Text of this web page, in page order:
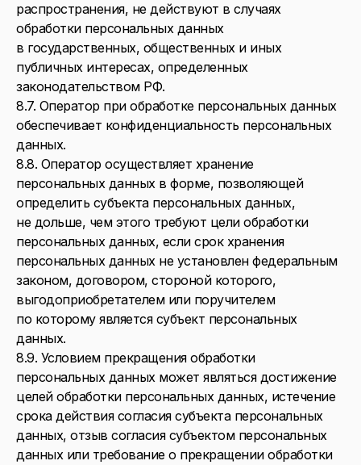
распространения, не действуют в случаях
обработки персональных данных
в государственных, общественных и иных
публичных интересах, определенных
законодательством РФ.
8.7. Оператор при обработке персональных данных
обеспечивает конфиденциальность персональных
данных.
8.8. Оператор осуществляет хранение
персональных данных в форме, позволяющей
определить субъекта персональных данных,
не дольше, чем этого требуют цели обработки
персональных данных, если срок хранения
персональных данных не установлен федеральным
законом, договором, стороной которого,
выгодоприобретателем или поручителем
по которому является субъект персональных
данных.
8.9. Условием прекращения обработки
персональных данных может являться достижение
целей обработки персональных данных, истечение
срока действия согласия субъекта персональных
данных, отзыв согласия субъектом персональных
данных или требование о прекращении обработки